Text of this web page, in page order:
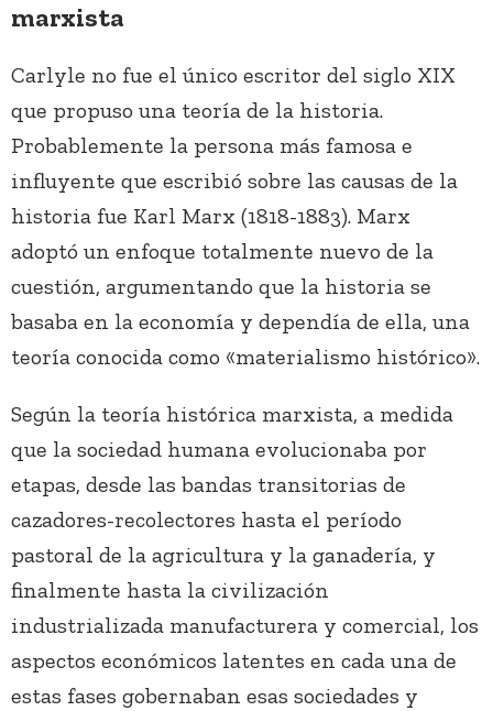
marxista
Carlyle no fue el único escritor del siglo XIX
que propuso una teoría de la historia.
Probablemente la persona más famosa e
influyente que escribió sobre las causas de la
historia fue Karl Marx (1818-1883). Marx
adoptó un enfoque totalmente nuevo de la
cuestión, argumentando que la historia se
basaba en la economía y dependía de ella, una
teoría conocida como «materialismo histórico».
Según la teoría histórica marxista, a medida
que la sociedad humana evolucionaba por
etapas, desde las bandas transitorias de
cazadores-recolectores hasta el período
pastoral de la agricultura y la ganadería, y
finalmente hasta la civilización
industrializada manufacturera y comercial, los
aspectos económicos latentes en cada una de
estas fases gobernaban esas sociedades y